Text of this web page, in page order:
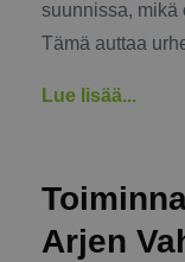
suunnissa,
Tämä auttaa
Lue lisää...
Arjen